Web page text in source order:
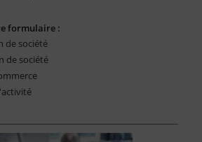
formulaire :
de société
de société